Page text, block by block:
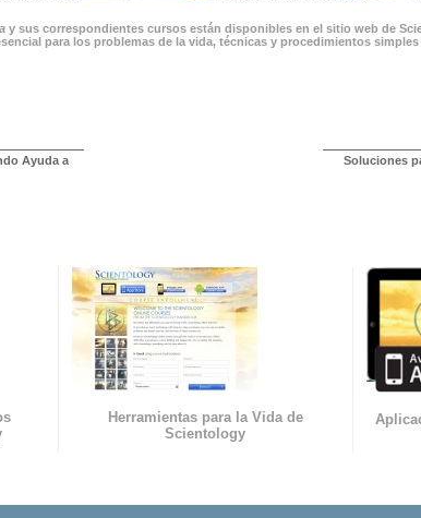
y sus correspondientes cursos están disponibles en el sitio web de
para los problemas de la vida, técnicas y procedimientos
Ayuda a
Soluciones
Herramientas para la Vida de
Scientology